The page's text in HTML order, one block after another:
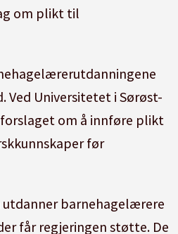
om plikt til
Ved Universitetet i Sørøst-
om å innføre plikt
før
utdanner barnehagelærere
får regjeringen støtte. De